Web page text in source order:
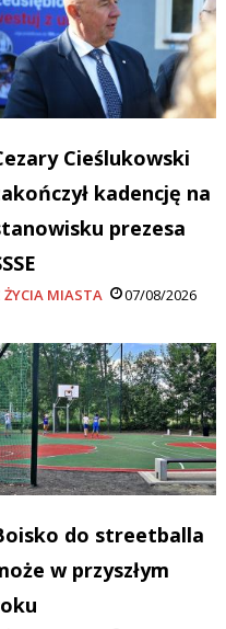
Cieślukowski
kadencję na
prezesa
ŻYCIA MIASTA 07/08/2026
do streetballa
w przyszłym